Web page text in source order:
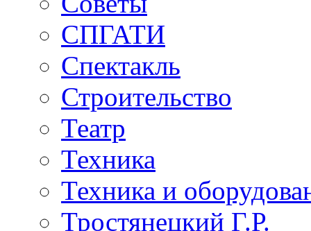
СПГАТИ
Спектакль
Строительство
Театр
Техника
Техника и
Тростянецкий Г.Р.